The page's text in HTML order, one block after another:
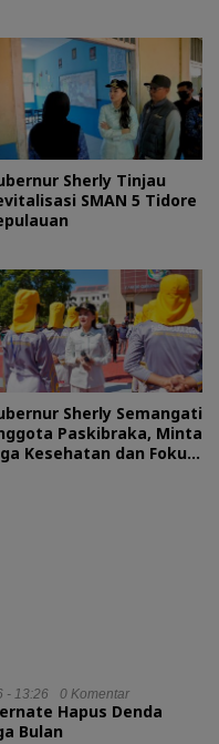
Sherly Tinjau
SMAN 5 Tidore
Sherly Semangati
Paskibraka, Minta
Kesehatan dan Fokus
- 13:26 0 Komentar
Hapus Denda
Bulan